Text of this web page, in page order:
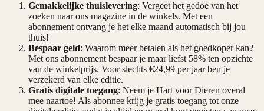
Gemakkelijke thuislevering: Vergeet het gedoe van het
zoeken naar ons magazine in de winkels. Met een
abonnement ontvang je het elke maand automatisch bij jou
thuis!
Bespaar geld: Waarom meer betalen als het goedkoper kan?
Met ons abonnement bespaar je maar liefst 58% ten opzichte
van de winkelprijs. Voor slechts €24,99 per jaar ben je
verzekerd van elke editie.
Gratis digitale toegang: Neem je Hart voor Dieren overal
mee naartoe! Als abonnee krijg je gratis toegang tot onze